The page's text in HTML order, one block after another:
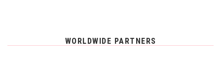
WORLDWIDE PARTNERS